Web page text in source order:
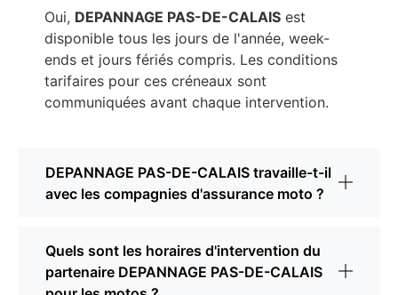
Oui, DEPANNAGE PAS-DE-CALAIS est
disponible tous les jours de l'année, week-
ends et jours fériés compris. Les conditions
tarifaires pour ces créneaux sont
communiquées avant chaque intervention.
DEPANNAGE PAS-DE-CALAIS travaille-t-il
avec les compagnies d'assurance moto ?
Quels sont les horaires d'intervention du
partenaire DEPANNAGE PAS-DE-CALAIS